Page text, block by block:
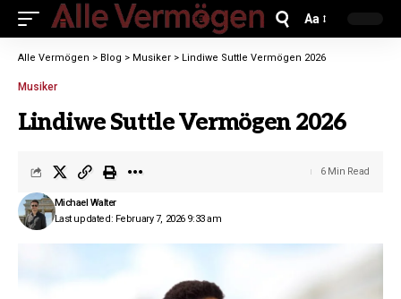
Aa
Alle Vermögen > Blog > Musiker > Lindiwe Suttle Vermögen 2026
Musiker
Lindiwe Suttle Vermögen 2026
Last updated: February 7, 2026 9:33 am
Michael Walter
6 Min Read